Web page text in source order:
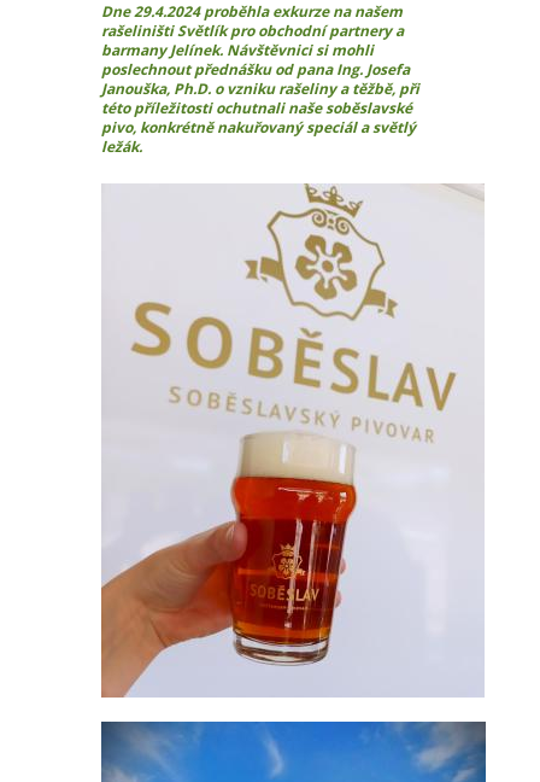
Hlavní město Praha
Středočeský kraj
Jihočeský kraj
Plzeňský kraj
Karlovarský kraj
Pardubický kraj
Kraj Vysočina
Jihomoravský kraj
Akce pivovaru
Slavnostní otevření
Druhy piva
Ceník piva
Dne 29.4.2024 proběhla exkurze na našem
rašeliništi Světlík pro obchodní partnery a
barmany Jelínek. Návštěvnici si mohli
poslechnout přednášku od pana Ing. Josefa
Janouška, Ph.D. o vzniku rašeliny a těžbě, při
této příležitosti ochutnali naše soběslavské
pivo, konkrétně nakuřovaný speciál a světlý
ležák.